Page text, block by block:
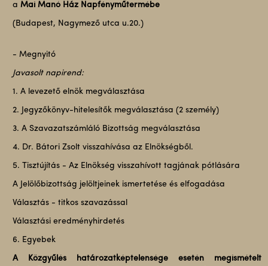
a Mai Manó Ház Napfényműtermébe
(Budapest, Nagymező utca u.20.)
- Megnyitó
Javasolt napirend:
1. A levezető elnök megválasztása
2. Jegyzőkönyv-hitelesítők megválasztása (2 személy)
3. A Szavazatszámláló Bizottság megválasztása
4. Dr. Bátori Zsolt visszahívása az Elnökségből.
5. Tisztújítás - Az Elnökség visszahívott tagjának pótlására
A Jelölőbizottság jelöltjeinek ismertetése és elfogadása
Választás - titkos szavazással
Választási eredményhirdetés
6. Egyebek
A Közgyűlés határozatképtelensége esetén megismételt